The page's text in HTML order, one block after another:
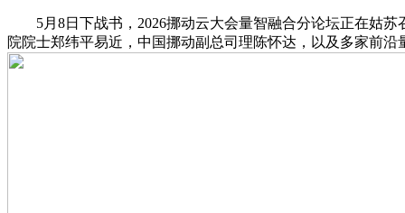
5月8日下战书，2026挪动云大会量智融合分论坛正在姑苏
院院士郑纬平易近，中国挪动副总司理陈怀达，以及多家前